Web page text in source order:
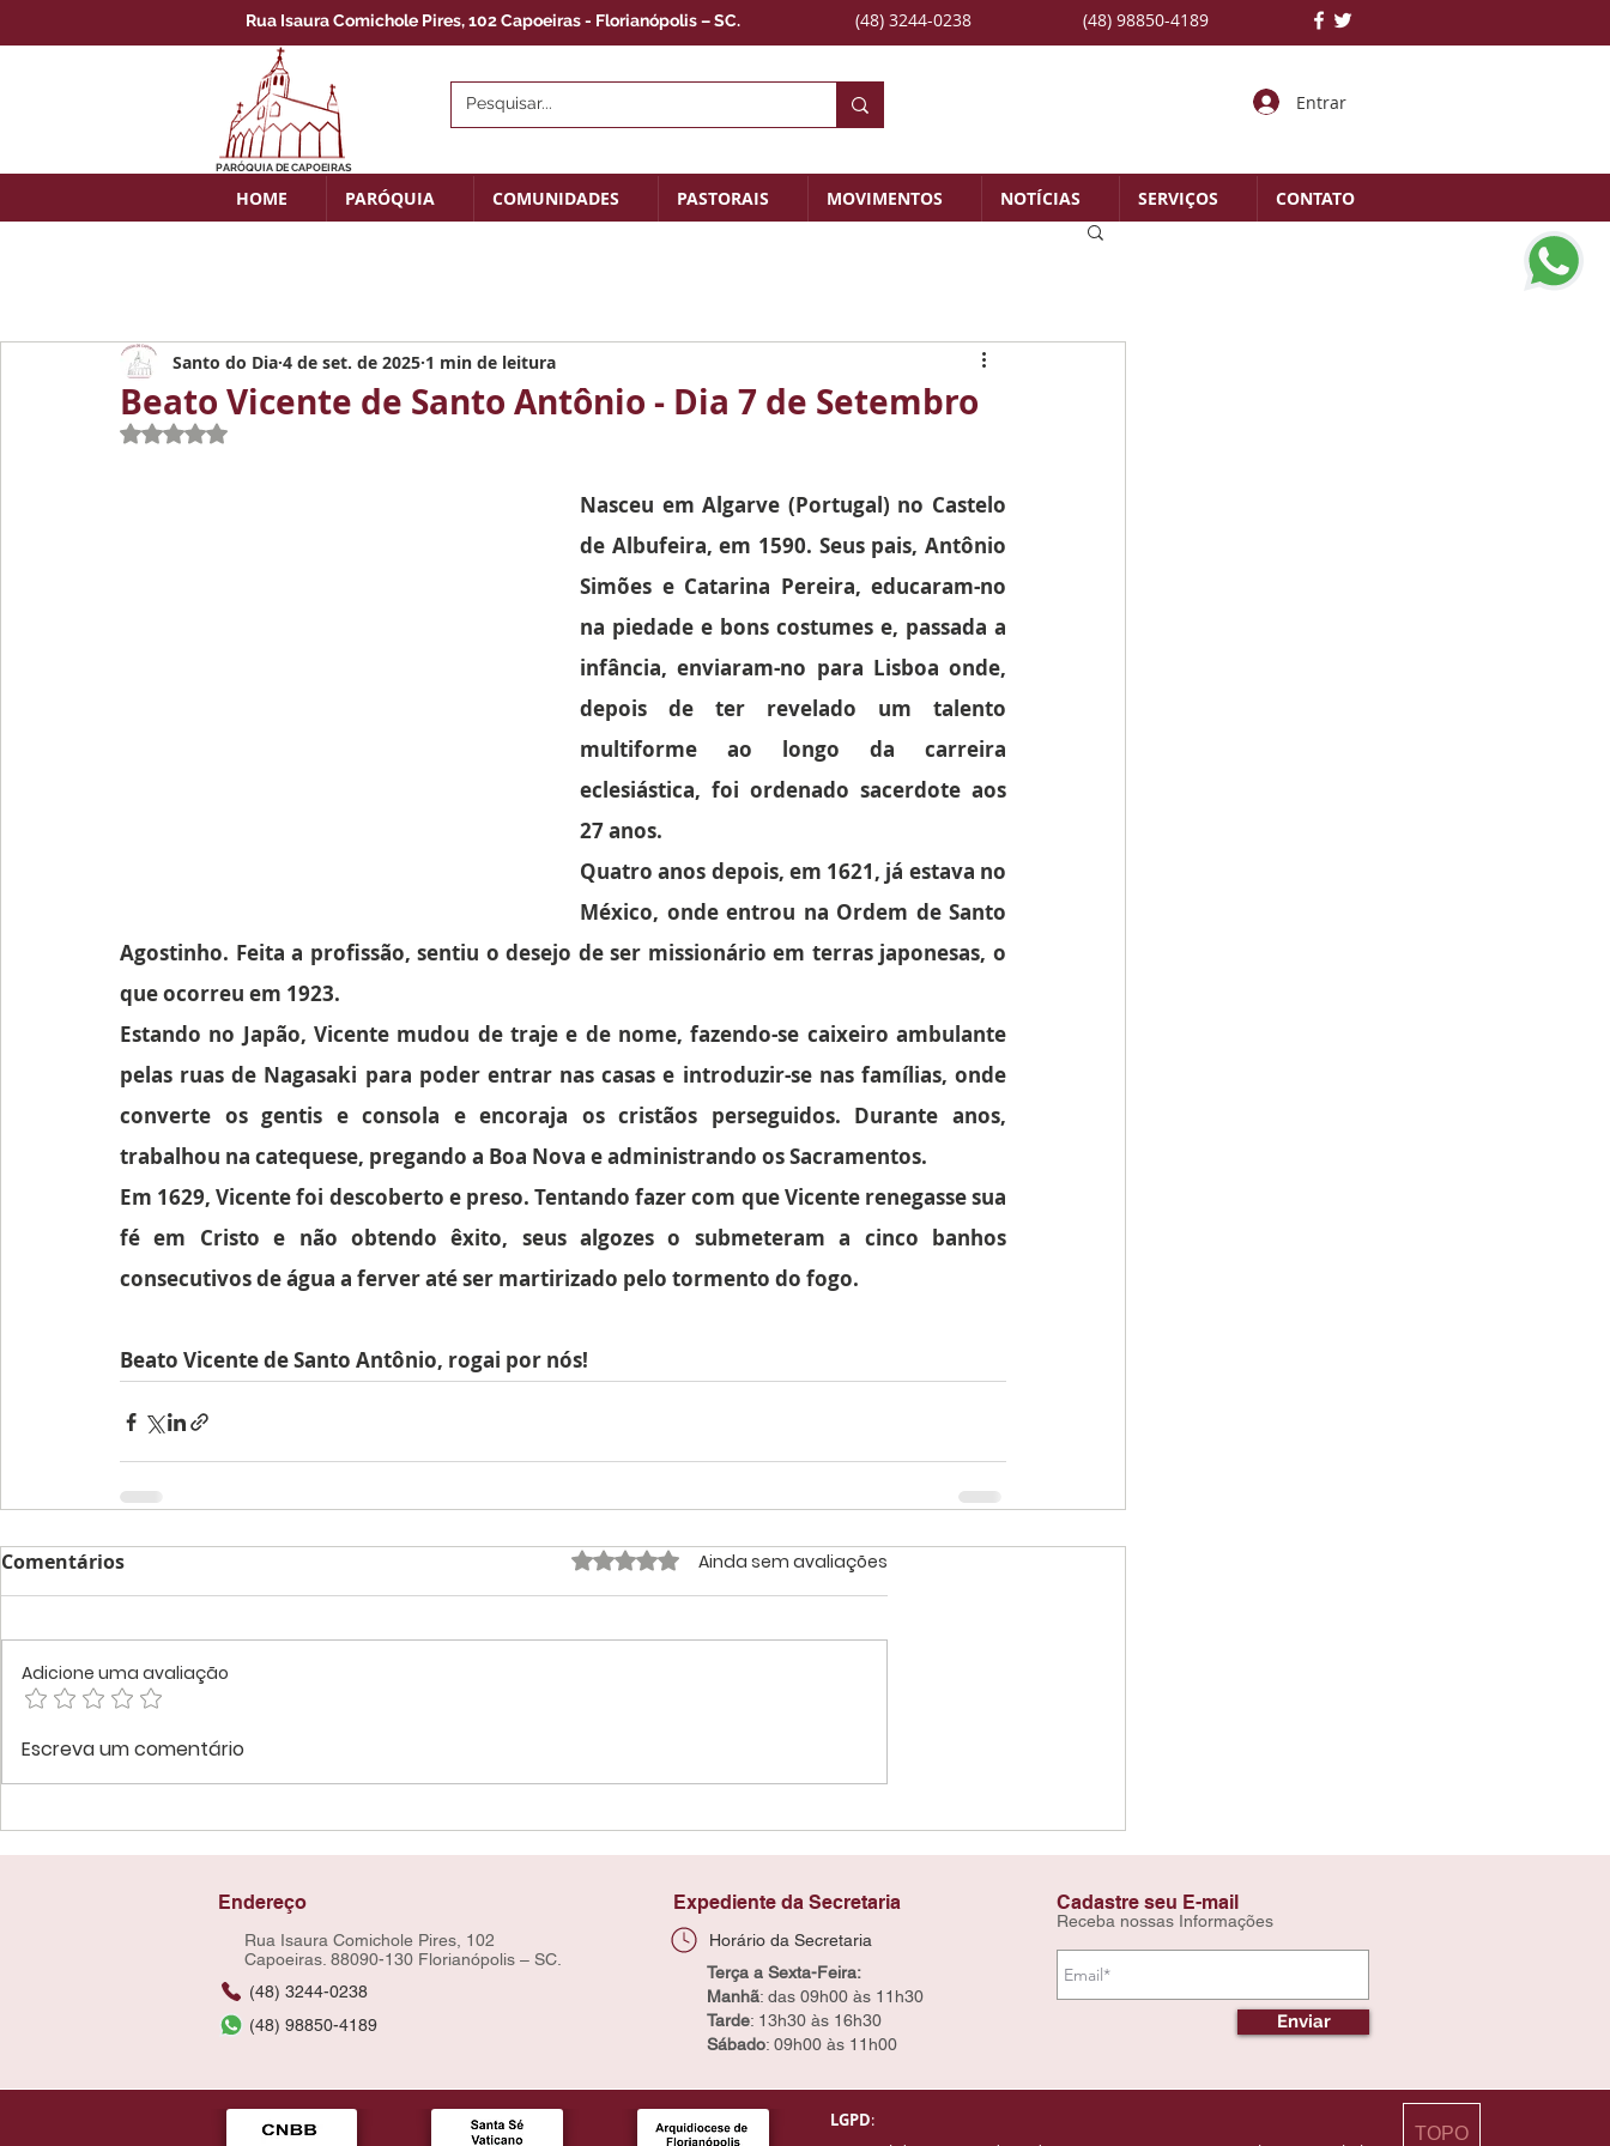
Rua Isaura Comichole Pires, 102 Capoeiras - Florianópolis – SC. (48) 3244-0238 (48) 98850-4189
PARÓQUIA DE CAPOEIRAS
Entrar
HOME PARÓQUIA COMUNIDADES PASTORAIS MOVIMENTOS NOTÍCIAS SERVIÇOS CONTATO
Beato Vicente de Santo Antônio - Dia 7 de Setembro
Santo do Dia 4 de set. de 2025 1 min de leitura
Avaliado com NaN de 5 estrelas.
Nasceu em Algarve (Portugal) no Castelo
de Albufeira, em 1590. Seus pais, Antônio
Simões e Catarina Pereira, educaram-no
na piedade e bons costumes e, passada a
infância, enviaram-no para Lisboa onde,
depois de ter revelado um talento
multiforme ao longo da carreira
eclesiástica, foi ordenado sacerdote aos
27 anos.
Quatro anos depois, em 1621, já estava no
México, onde entrou na Ordem de Santo
Agostinho. Feita a profissão, sentiu o desejo de ser missionário em terras japonesas, o
que ocorreu em 1923.
Estando no Japão, Vicente mudou de traje e de nome, fazendo-se caixeiro ambulante
pelas ruas de Nagasaki para poder entrar nas casas e introduzir-se nas famílias, onde
converte os gentis e consola e encoraja os cristãos perseguidos. Durante anos,
trabalhou na catequese, pregando a Boa Nova e administrando os Sacramentos.
Em 1629, Vicente foi descoberto e preso. Tentando fazer com que Vicente renegasse sua
fé em Cristo e não obtendo êxito, seus algozes o submeteram a cinco banhos
consecutivos de água a ferver até ser martirizado pelo tormento do fogo.
Beato Vicente de Santo Antônio, rogai por nós!
Comentários Avaliado com 0 de 5 estrelas.
Ainda sem avaliações
Adicione uma avaliação
Escreva um comentário
Endereço
Rua Isaura Comichole Pires, 102
Capoeiras. 88090-130 Florianópolis – SC.
(48) 3244-0238
(48) 98850-4189
Expediente da Secretaria
Horário da Secretaria
Terça a Sexta-Feira:
Manhã: das 09h00 às 11h30
Tarde: 13h30 às 16h30
Sábado: 09h00 às 11h00
Cadastre seu E-mail
Receba nossas Informações
Enviar
LGPD:
TOPO